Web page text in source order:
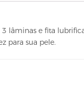
lâminas e fita
para sua pele.